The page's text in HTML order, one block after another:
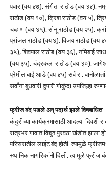
पवार (वय ४७), संगीता राठोड (वय ३४),
राठोड (वय १०), क्रिश राठोड (वय ५),
चव्हाण (वय ४५), सोनू राठोड (वय २५),
प्रांजल राठोड (वय ४), विजय राठोड (वय
३५), शिवपाल राठोड (वय ३६), नमिबाई
(वय ३५), चंद्रकला राठोड (वय ३०),
प्रेमीलाबाई आडे (वय ४५) सर्व रा.
सर्वांना बुधवारी दुपारी गोकुंदा उपजिल्हा
फ्रीज बंद पडले अन् पदार्थ झाले विषबाधित
कंदुरीच्या कार्यक्रमासाठी आदल्या दिवशी
रात्रभर गावात विद्युत पुरवठा खंडीत झाला
परिसरातील लाईट बंद होती. त्यामुळे
स्थानिक नागरिकांनी दिली. त्यामुळे फ्रीज